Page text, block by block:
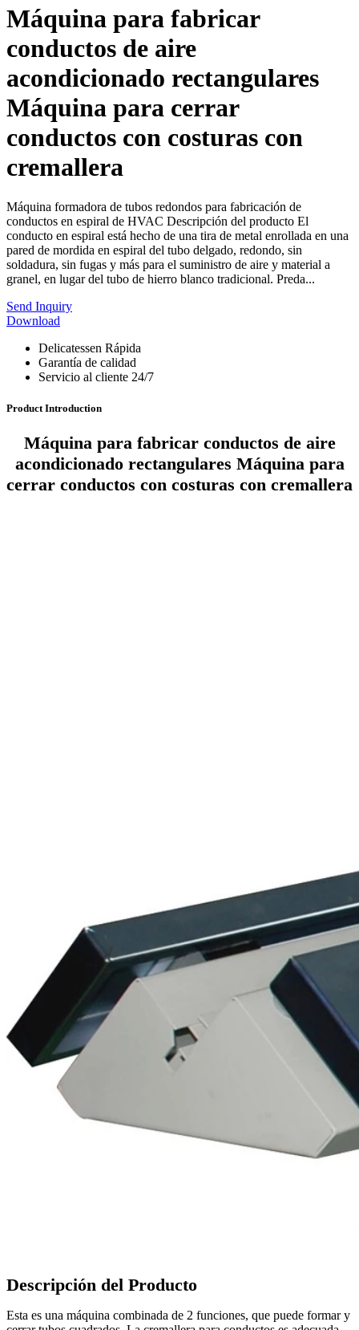
Máquina para fabricar
conductos de aire
acondicionado rectangulares
Máquina para cerrar
conductos con costuras con
cremallera
Máquina formadora de tubos redondos para fabricación de
conductos en espiral de HVAC Descripción del producto El
conducto en espiral está hecho de una tira de metal enrollada en una
pared de mordida en espiral del tubo delgado, redondo, sin
soldadura, sin fugas y más para el suministro de aire y material a
granel, en lugar del tubo de hierro blanco tradicional. Preda...
Send Inquiry
Download
Delicatessen Rápida
Garantía de calidad
Servicio al cliente 24/7
Product Introduction
Máquina para fabricar conductos de aire
acondicionado rectangulares Máquina para
cerrar conductos con costuras con cremallera
Descripción del Producto
Esta es una máquina combinada de 2 funciones, que puede formar y